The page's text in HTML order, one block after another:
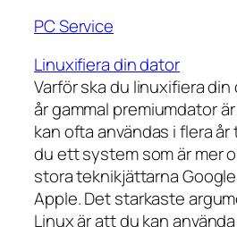
PC Service
Linuxifiera din dator
Varför ska du linuxifiera din
år gammal premiumdator
kan ofta användas i flera år
du ett system som är mer
stora teknikjättarna
Apple. Det starkaste
Linux är att du kan